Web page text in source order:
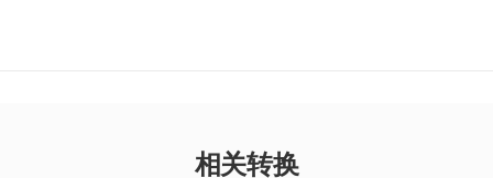
相关转换